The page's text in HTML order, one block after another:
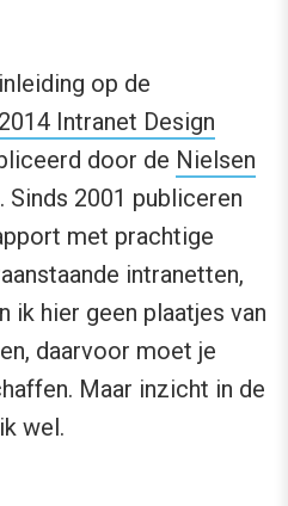
op de
2014 Intranet Design
door de Nielsen
Sinds 2001 publiceren
met prachtige
intranetten,
ik hier geen plaatjes van
daarvoor moet je
Maar inzicht in de
wel.